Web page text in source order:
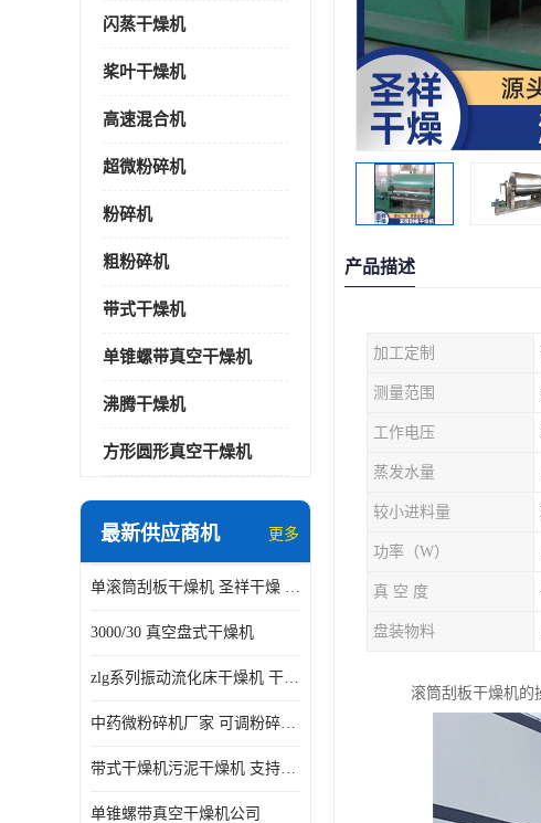
闪蒸干燥机
桨叶干燥机
高速混合机
超微粉碎机
粉碎机
粗粉碎机
带式干燥机
单锥螺带真空干燥机
沸腾干燥机
方形圆形真空干燥机
最新供应商机 更多
单滚筒刮板干燥机 圣祥干燥 单辊
3000/30 真空盘式干燥机
zlg系列振动流化床干燥机 干燥速率 粉体干燥
中药微粉碎机厂家 可调粉碎粒度
带式干燥机污泥干燥机 支持定制 价格优惠
单锥螺带真空干燥机公司
产品描述
加工定制
测量范围
工作电压
蒸发水量
较小进料量
功率（W）
真 空 度
盘装物料
滚筒刮板干燥机的